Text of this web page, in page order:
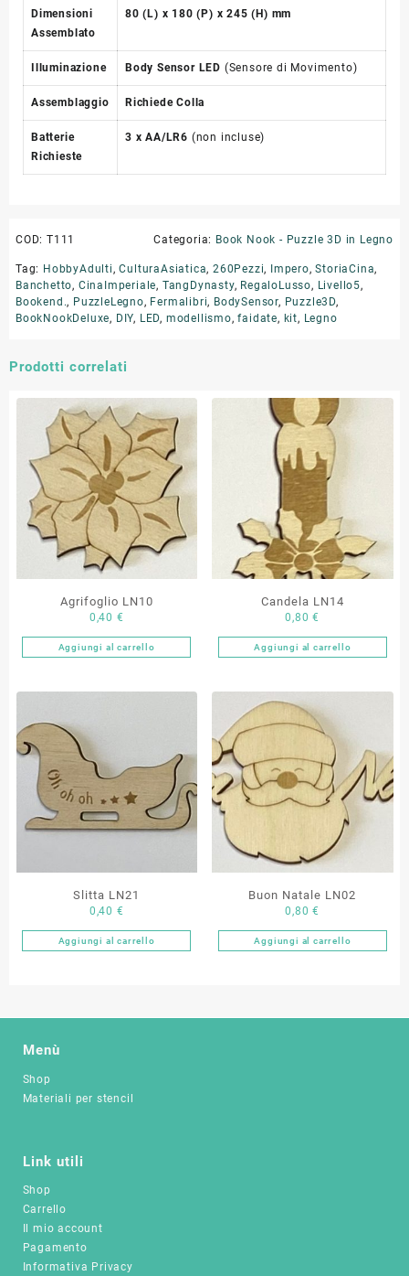
Dimensioni
Assemblato
80 (L) x 180 (P) x 245 (H) mm
Illuminazione Body Sensor LED (Sensore di Movimento)
Assemblaggio Richiede Colla
Batterie
Richieste
3 x AA/LR6 (non incluse)
COD: T111 Categoria: Book Nook - Puzzle 3D in Legno
Tag: HobbyAdulti,CulturaAsiatica,260Pezzi, Impero,StoriaCina,
Banchetto, CinaImperiale, TangDynasty, RegaloLusso, Livello5,
Bookend., PuzzleLegno, Fermalibri, BodySensor, Puzzle3D,
BookNookDeluxe, DIY, LED, modellismo,faidate, kit, Legno
Prodotti correlati
Agrifoglio LN10
0,40 €
Aggiungi al carrello
Candela LN14
0,80€
Aggiungi al carrello
Slitta LN21
0,40 €
Aggiungi al carrello
Buon Natale LN02
0,80€
Aggiungi al carrello
Menù
Shop
Materiali per stencil
Link utili
Shop
Carrello
Il mio account
Pagamento
Informativa Privacy